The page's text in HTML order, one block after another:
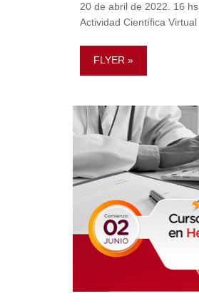
20 de abril de 2022. 16 hs
Actividad Científica Virtual
FLYER »